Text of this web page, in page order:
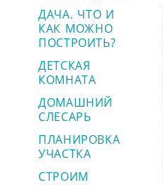
ДАЧА. ЧТО И
КАК МОЖНО
ПОСТРОИТЬ?
ДЕТСКАЯ
КОМНАТА
ДОМАШНИЙ
СЛЕСАРЬ
ПЛАНИРОВКА
УЧАСТКА
СТРОИМ